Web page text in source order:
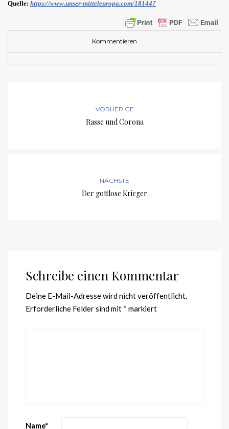
Quelle: https://www.unser-mitteleuropa.com/181447
Kommentieren
VORHERIGE
Rasse und Corona
NÄCHSTE
Der gottlose Krieger
Schreibe einen Kommentar
Deine E-Mail-Adresse wird nicht veröffentlicht.
Erforderliche Felder sind mit * markiert
Name*